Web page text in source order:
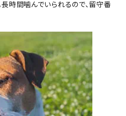
時間噛んでいられるので、留守番